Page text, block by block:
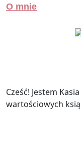
O mnie
Cześć! Jestem
wartościowych